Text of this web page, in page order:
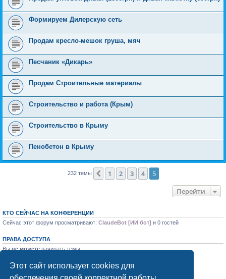
Этот сайт использует cookies для
Формируем Дилерскую сеть
Продам кресло-мешок груша, мяч
Песчаник «Дикарь»
Продам Строительные материалы
Строительство и работа (Крым)
Строительство в Крыму
Пенобетон в Крыму
232 темы Пред.
1 2 3 4
5
Перейти
КТО СЕЙЧАС НА КОНФЕРЕНЦИИ
Сейчас этот форум просматривают: ClaudeBot [ИИ бот] и 0 гостей
ПРАВА ДОСТУПА
Вы не можете начинать темы
Выне можетередактировать свои сообщения
Выне можетеудалять свои сообщения
Выне можетедобавлять вложения